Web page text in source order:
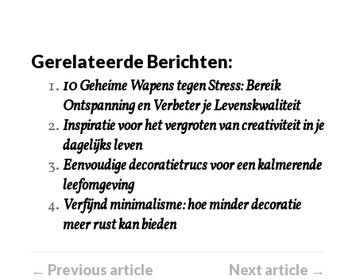
Gerelateerde Berichten:
10 Geheime Wapens tegen Stress: Bereik
Ontspanning en Verbeter je Levenskwaliteit
Inspiratie voor het vergroten van creativiteit in je
dagelijks leven
Eenvoudige decoratietrucs voor een kalmerende
leefomgeving
Verfijnd minimalisme: hoe minder decoratie
meer rust kan bieden
← Previous article Next article →